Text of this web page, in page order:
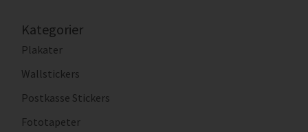
Kategorier
Plakater
Wallstickers
Postkasse Stickers
Fototapeter